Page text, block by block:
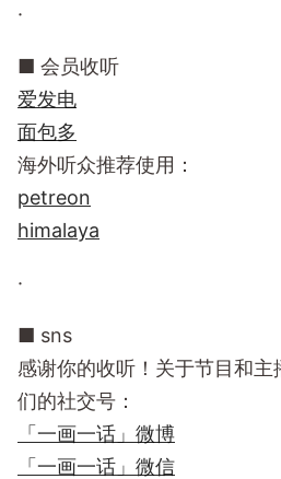
·
■ 会员收听
爱发电
面包多
海外听众推荐使用：
petreon
himalaya
·
■ sns
感谢你的收听！关于节目和
们的社交号：
「一画一话」微博
「一画一话」微信